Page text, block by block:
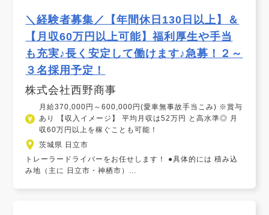
＼経験者募集／【年間休日130日以上】＆
【月収60万円以上可能】福利厚生や手当
も充実♪長く安定して働けます♪急募！２～
３名採用予定！
株式会社西野商事
月給370,000円～600,000円(愛車無事故手当こみ) ※賞与
あり 【収入イメージ】 平均月収は52万円 と高水準◎ 月
収60万円以上を稼ぐことも可能！
茨城県 日立市
トレーラードライバーをお任せします！ ●具体的には 積み込
み地（主に 日立市・神栖市）...